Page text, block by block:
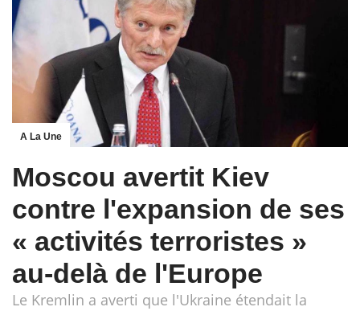
A La Une
Moscou avertit Kiev
contre l'expansion de ses
« activités terroristes »
au-delà de l'Europe
Le Kremlin a averti que l'Ukraine étendait la